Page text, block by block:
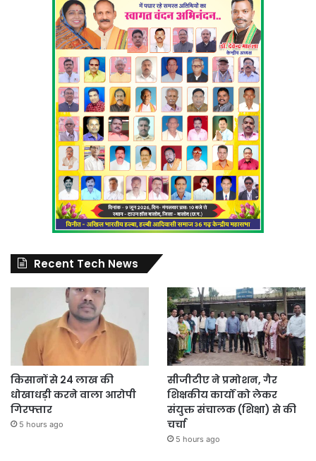
Recent Tech News
किसानों से 24 लाख की
धोखाधड़ी करने वाला आरोपी
गिरफ्तार
5 hours ago
सीजीटीए ने प्रमोशन, गैर
शिक्षकीय कार्यों को लेकर
संयुक्त संचालक (शिक्षा) से की
चर्चा
5 hours ago